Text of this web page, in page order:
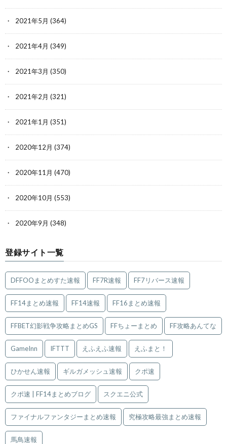
2021年5月 (364)
2021年4月 (349)
2021年3月 (350)
2021年2月 (321)
2021年1月 (351)
2020年12月 (374)
2020年11月 (470)
2020年10月 (553)
2020年9月 (348)
登録サイト一覧
DFFOOまとめすた速報 FF7R速報 FF7リバース速報
FF14まとめ速報 FF14速報 FF16まとめ速報
FFBET幻影戦争攻略まとめGS FFちょーまとめ FF攻略あんてな
GameInn IFTTT えふえふ速報 えふまと！
ひかせん速報 ギルガメッシュ速報 クポ速
クポ速 | FF14まとめブログ スクエニ公式
ファイナルファンタジーまとめ速報 究極攻略最強まとめ速報
馬鳥速報